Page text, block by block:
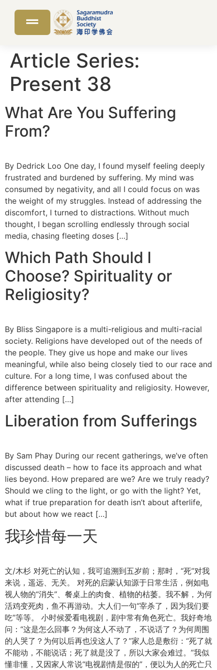
Article Series:
Present 38
What Are You Suffering
From?
By Dedrick Loo One day, I found myself feeling deeply
frustrated and burdened by suffering. My mind was
consumed by negativity, and all I could focus on was
the weight of my struggles. Instead of addressing the
discomfort, I turned to distractions. Without much
thought, I began scrolling endlessly through social
media, chasing fleeting doses […]
Which Path Should I
Choose? Spirituality or
Religiosity?
By Bliss Singapore is a multi-religious and multi-racial
society. Religions have developed out of the needs of
the people. They give us hope and make our lives
meaningful, while also being closely tied to our race and
culture. For a long time, I was confused about the
difference between spirituality and religiosity. However,
after attending […]
Liberation from Sufferings
By Sam Phay During our recent gatherings, we’ve often
discussed death – how to face its approach and what
lies beyond. How prepared are we? Are we truly ready?
Should we cling to the light, or go with the light? Yet,
what if true preparation for death isn’t about afterlife,
but about how we react […]
我珍惜每一天
文/木杉 对死亡的认知，我可追溯到五岁前；那时，“死”对我
来说，遥远、无关。 对死的启蒙认知源于日常生活，例如电
视人物的“消失”、餐桌上的肉食、植物的枯萎。我不解，为何
活鸡变死肉，鱼不再游动。大人们一句“宰杀了，因为我们要
吃”等等。 小时候爱看电视剧，剧中常有角色死亡。我好奇地
问：“这是怎么回事？为何这人不动了，不说话了？为何周围
的人哭了？为何以后再也没这人了？”家人总是敷衍：“死了就
不能动，不能说话；死了就是没了，所以大家会难过。”我似
懂非懂，又因家人常说“电视剧情是假的”，便以为人的死亡只